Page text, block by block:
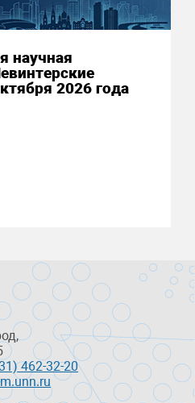
научная
2026 года
462-32-20